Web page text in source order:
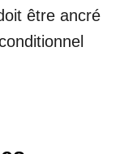
être ancré